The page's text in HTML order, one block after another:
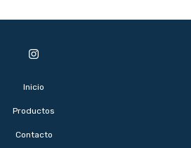
Inicio
Productos
Contacto